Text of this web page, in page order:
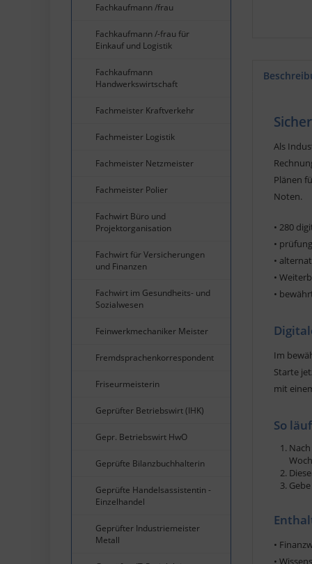
Fachkaufmann /frau
Fachkaufmann /-frau für
Einkauf und Logistik
Fachkaufmann
Handwerkswirtschaft
Fachmeister Kraftverkehr
Fachmeister Logistik
Fachmeister Netzmeister
Fachmeister Polier
Fachwirt Büro und
Projektorganisation
Fachwirt für Versicherungen
und Finanzen
Fachwirt im Gesundheits- und
Sozialwesen
Feinwerkmechaniker Meister
Fremdsprachenkorrespondent
Friseurmeisterin
Geprüfter Betriebswirt (IHK)
Gepr. Betriebswirt HwO
Geprüfte Bilanzbuchhalterin
Geprüfte Handelsassistentin -
Einzelhandel
Geprüfter Industriemeister
Metall
Als
Plänen
Noten.
• 280
•
•
•
•
Im
Starte
mit
So
•
•